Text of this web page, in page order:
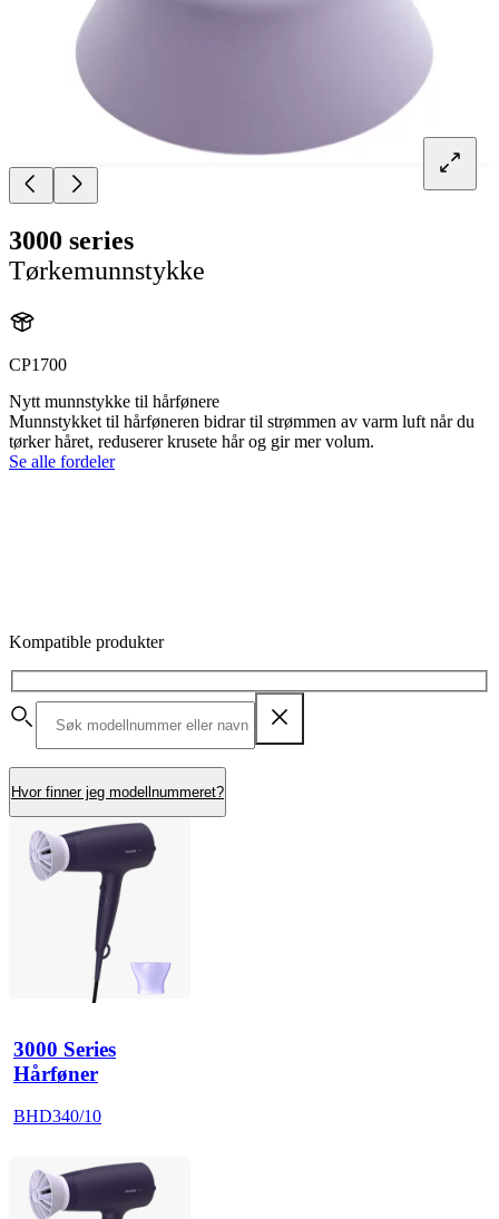
3000 series
Tørkemunnstykke
CP1700
Nytt munnstykke til hårfønere
Munnstykket til hårføneren bidrar til strømmen av varm luft når du
tørker håret, reduserer krusete hår og gir mer volum.
Se alle fordeler
Kompatible produkter
Hvor finner jeg modellnummeret?
3000 Series
Hårføner
BHD340/10